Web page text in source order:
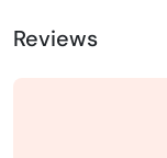
Reviews